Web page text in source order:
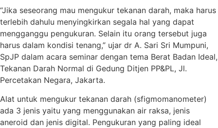
“Jika seseorang mau mengukur tekanan darah, maka harus
terlebih dahulu menyingkirkan segala hal yang dapat
mengganggu pengukuran. Selain itu orang tersebut juga
harus dalam kondisi tenang,” ujar dr A. Sari Sri Mumpuni,
SpJP dalam acara seminar dengan tema Berat Badan Ideal,
Tekanan Darah Normal di Gedung Ditjen PP&PL, Jl.
Percetakan Negara, Jakarta.
Alat untuk mengukur tekanan darah (sfigmomanometer)
ada 3 jenis yaitu yang menggunakan air raksa, jenis
aneroid dan jenis digital. Pengukuran yang paling ideal